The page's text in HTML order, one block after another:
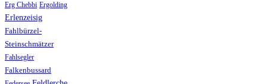
Erg Chebbi Ergolding
Erlenzeisig
Fahlbürzel-
Steinschmätzer
Fahlsegler
Falkenbussard